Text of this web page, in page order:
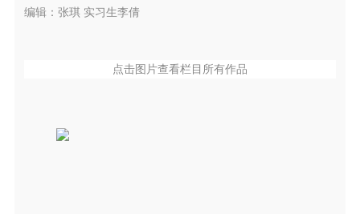
编辑：张琪 实习生李倩
点击图片查看栏目所有作品